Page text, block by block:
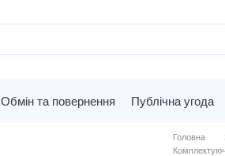
Обмін та повернення Публічна угода
Головна